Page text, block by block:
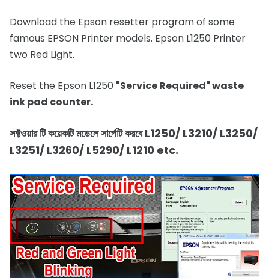
Download the Epson resetter program of some
famous EPSON Printer models. Epson L1250 Printer
two Red Light.
Reset the Epson L1250 "Service Required" waste
ink pad counter.
সফ্টওয়ার টি কয়েকটি মডেলে সার্পোট করবে L1250/ L3210/ L3250/
L3251/ L3260/ L5290/ L1210 etc.